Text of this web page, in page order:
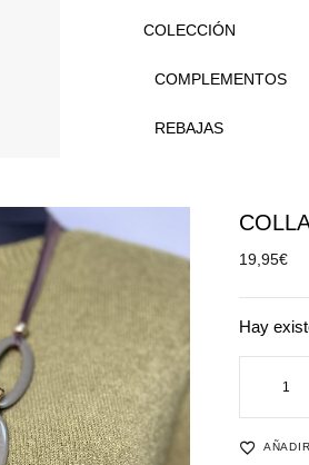
COLECCIÓN
COMPLEMENTOS
REBAJAS
19,95€
Hay